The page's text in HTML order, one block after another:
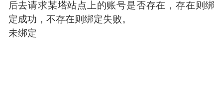
后去请求某塔站点上的账号是否存在，存在则绑
定成功，不存在则绑定失败。
未绑定